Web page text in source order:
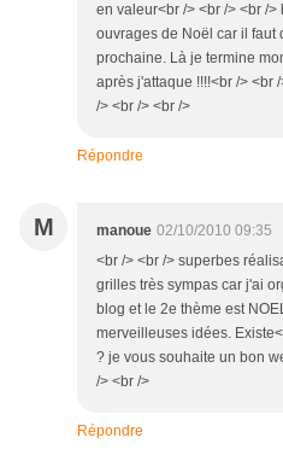
en valeur<br /> <br /> <br /
ouvrages de Noël car il faut
prochaine. Là je termine
après j'attaque !!!!<br /> <br
/> <br /> <br />
Répondre
M manoue 02/10/2010 09:35
<br /> <br /> superbes
grilles très sympas car j'ai
blog et le 2e thème est
merveilleuses idées.
? je vous souhaite un bon
/> <br />
Répondre